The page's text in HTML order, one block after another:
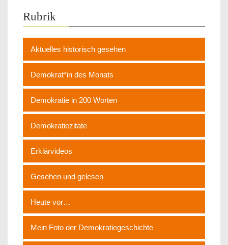
Rubrik
Aktuelles historisch gesehen
Demokrat*in des Monats
Demokratie in 200 Worten
Demokratiezitate
Erklärvideos
Gesehen und gelesen
Heute vor…
Mein Foto der Demokratiegeschichte